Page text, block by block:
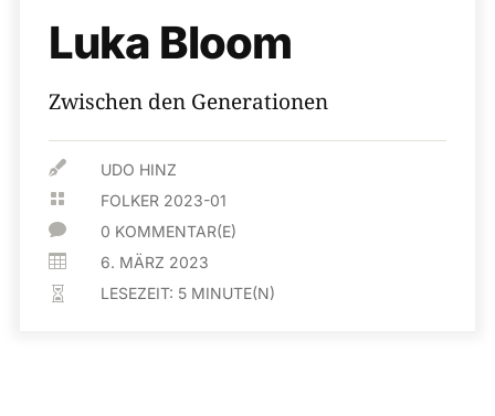
Luka Bloom
Zwischen den Generationen
 UDO HINZ
 FOLKER 2023-01
 0 KOMMENTAR(E)
 6. MÄRZ 2023
 LESEZEIT: 5 MINUTE(N)